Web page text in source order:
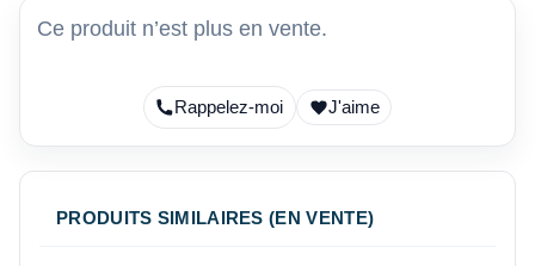
Ce produit n’est plus en vente.
Rappelez-moi J'aime
PRODUITS SIMILAIRES (EN VENTE)